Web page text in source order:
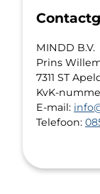
MINDD B.V.
Prins
7311 ST
KvK-
E-mail:
Telefoon: